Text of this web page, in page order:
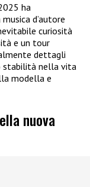
ha
d’autore
curiosità
e un tour
dettagli
stabilità nella vita
modella e
nuova